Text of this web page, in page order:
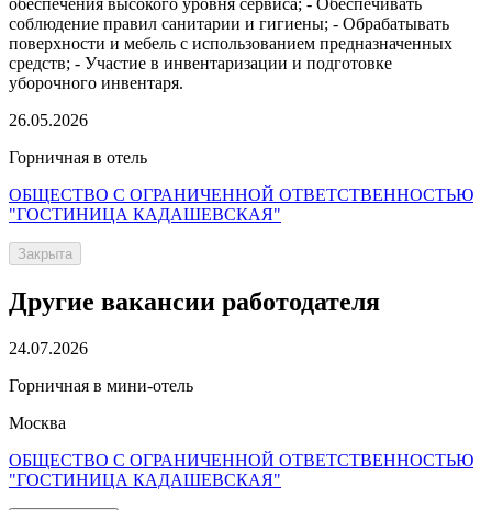
обеспечения высокого уровня сервиса; - Обеспечивать
соблюдение правил санитарии и гигиены; - Обрабатывать
поверхности и мебель с использованием предназначенных
средств; - Участие в инвентаризации и подготовке
уборочного инвентаря.
26.05.2026
Горничная в отель
ОБЩЕСТВО С ОГРАНИЧЕННОЙ ОТВЕТСТВЕННОСТЬЮ
"ГОСТИНИЦА КАДАШЕВСКАЯ"
Закрыта
Другие вакансии работодателя
24.07.2026
Горничная в мини-отель
Москва
ОБЩЕСТВО С ОГРАНИЧЕННОЙ ОТВЕТСТВЕННОСТЬЮ
"ГОСТИНИЦА КАДАШЕВСКАЯ"